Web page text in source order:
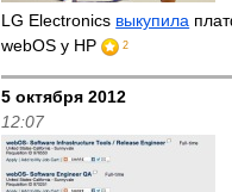
LG Electronics выкупила
webOS у HP
2
5 октября 2012
12:07